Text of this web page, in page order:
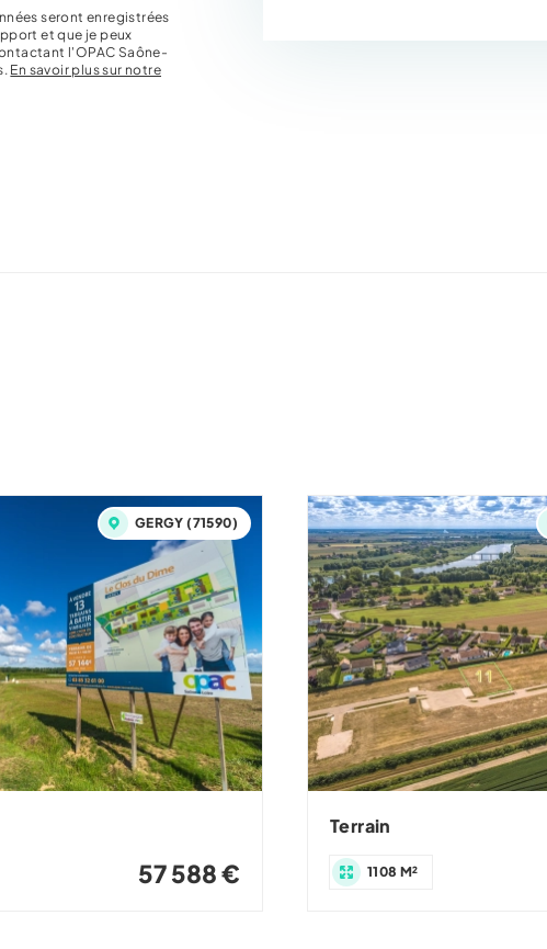
seront enregistrées
et que je peux
l'OPAC Saône-
En savoir plus sur notre
GERGY (71590)
57 588 €
Terrain
1108 M²